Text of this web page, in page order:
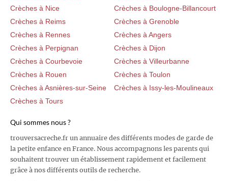
Crèches à Nice
Crèches à Boulogne-Billancourt
Crèches à Reims
Crèches à Grenoble
Crèches à Rennes
Crèches à Angers
Crèches à Perpignan
Crèches à Dijon
Crèches à Courbevoie
Crèches à Villeurbanne
Crèches à Rouen
Crèches à Toulon
Crèches à Asnières-sur-Seine
Crèches à Issy-les-Moulineaux
Crèches à Tours
Qui sommes nous ?
trouversacreche.fr un annuaire des différents modes de garde de
la petite enfance en France. Nous accompagnons les parents qui
souhaitent trouver un établissement rapidement et facilement
grâce à nos différents outils de recherche.